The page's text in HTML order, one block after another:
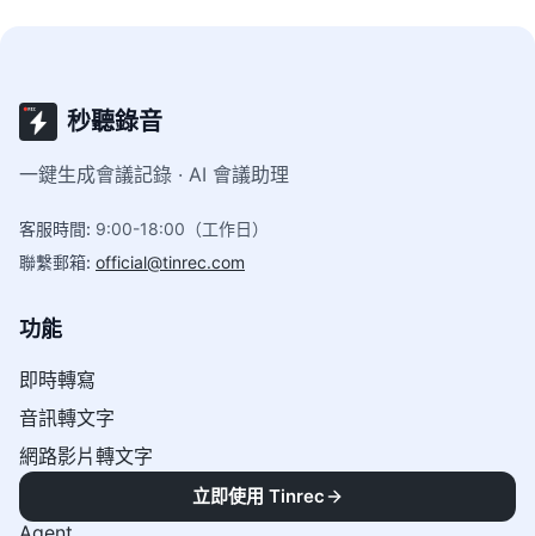
秒聽錄音
一鍵生成會議記錄 · AI 會議助理
客服時間: 9:00-18:00（工作日）
聯繫郵箱: official@tinrec.com
功能
即時轉寫
音訊轉文字
網路影片轉文字
立即使用 Tinrec